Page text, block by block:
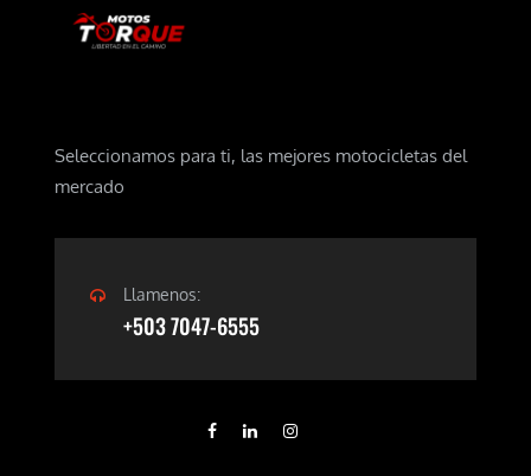
Seleccionamos para ti, las mejores motocicletas del
mercado
Llamenos:
+503 7047-6555